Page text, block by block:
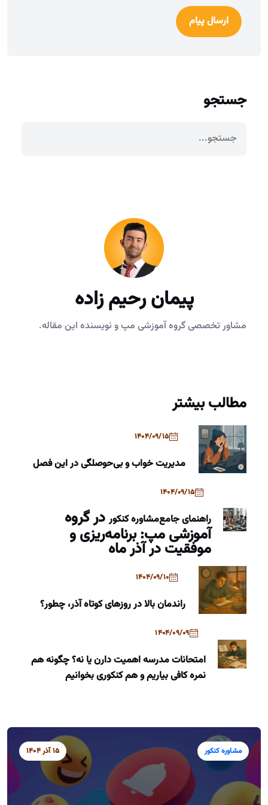
ارسال پیام
جستجو
پیمان رحیم زاده
مشاور تخصصی گروه آموزشی مپ و نویسنده این مقاله.
مطالب بیشتر
1404/09/15
مدیریت خواب و بی‌حوصلگی در این فصل
1404/09/15
راهنمای جامعمشاوره کنکوردر گروه
آموزشی مپ: برنامه‌ریزی و
موفقیت در آذر ماه
1404/09/10
راندمان بالا در روزهای کوتاه آذر، چطور؟
1404/09/09
امتحانات مدرسه اهمیت دارن یا نه؟ چگونه هم
نمره کافی بیاریم و هم کنکوری بخوانیم
مشاوره کنکور 15 آذر 1404